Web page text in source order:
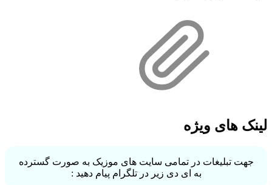
لینک های ویژه
جهت تبلیغات در تمامی سایت های موزیک به صورت گسترده
به ای دی زیر در تلگرام پیام دهید :